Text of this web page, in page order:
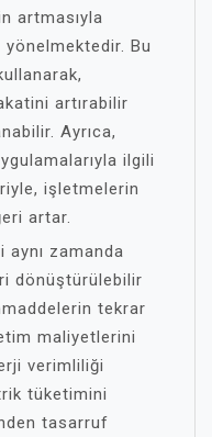
artmasıyla
Bu
artırabilir
Ayrıca,
ilgili
işletmelerin
artar.
zamanda
dönüştürülebilir
tekrar
maliyetlerini
verimliliği
tüketimini
tasarruf